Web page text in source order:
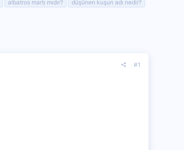
albatros martı mıdır?
düşünen kuşun adı nedir?
#1